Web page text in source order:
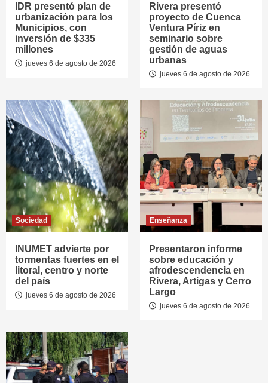
IDR presentó plan de
urbanización para los
Municipios, con
inversión de $335
millones
jueves 6 de agosto de 2026
Rivera presentó
proyecto de Cuenca
Ventura Píriz en
seminario sobre
gestión de aguas
urbanas
jueves 6 de agosto de 2026
Sociedad
INUMET advierte por
tormentas fuertes en el
litoral, centro y norte
del país
jueves 6 de agosto de 2026
Enseñanza
Presentaron informe
sobre educación y
afrodescendencia en
Rivera, Artigas y Cerro
Largo
jueves 6 de agosto de 2026